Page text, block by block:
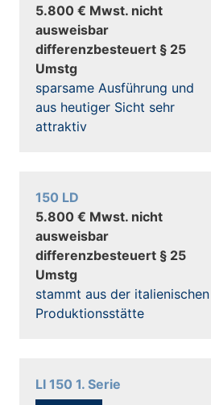
5.800 € Mwst. nicht
ausweisbar
differenzbesteuert § 25
Umstg
sparsame Ausführung und
aus heutiger Sicht sehr
attraktiv
150 LD
5.800 € Mwst. nicht
ausweisbar
differenzbesteuert § 25
Umstg
stammt aus der italienischen
Produktionsstätte
LI 150 1. Serie